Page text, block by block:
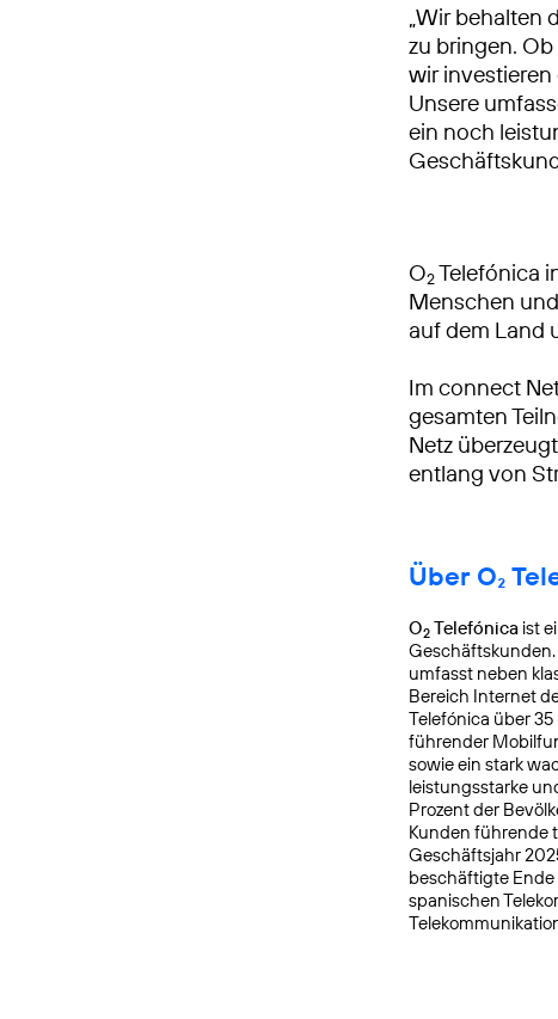
„Wir
zu bringen.
wir
Unsere
ein noch
O2Telefónica
Menschen
auf dem Land
Im connect
gesamten
Netz
entlang von
Über O₂
O2 Telefónica ist
Geschäftskunden.
umfasst neben
Bereich Internet
Telefónica über
führender
sowie ein stark
leistungsstarke
Prozent der
Kunden führende
Geschäftsjahr
beschäftigte
spanischen